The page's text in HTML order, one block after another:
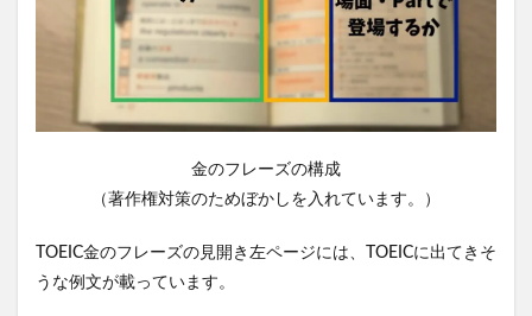
金のフレーズの構成
（著作権対策のためぼかしを入れています。）
TOEIC金のフレーズの見開き左ページには、TOEICに出てきそ
うな例文が載っています。